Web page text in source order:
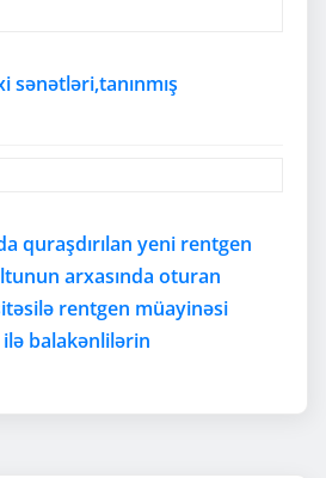
sənətləri,tanınmış
quraşdırılan yeni rentgen
arxasında oturan
rentgen müayinəsi
balakənlilərin